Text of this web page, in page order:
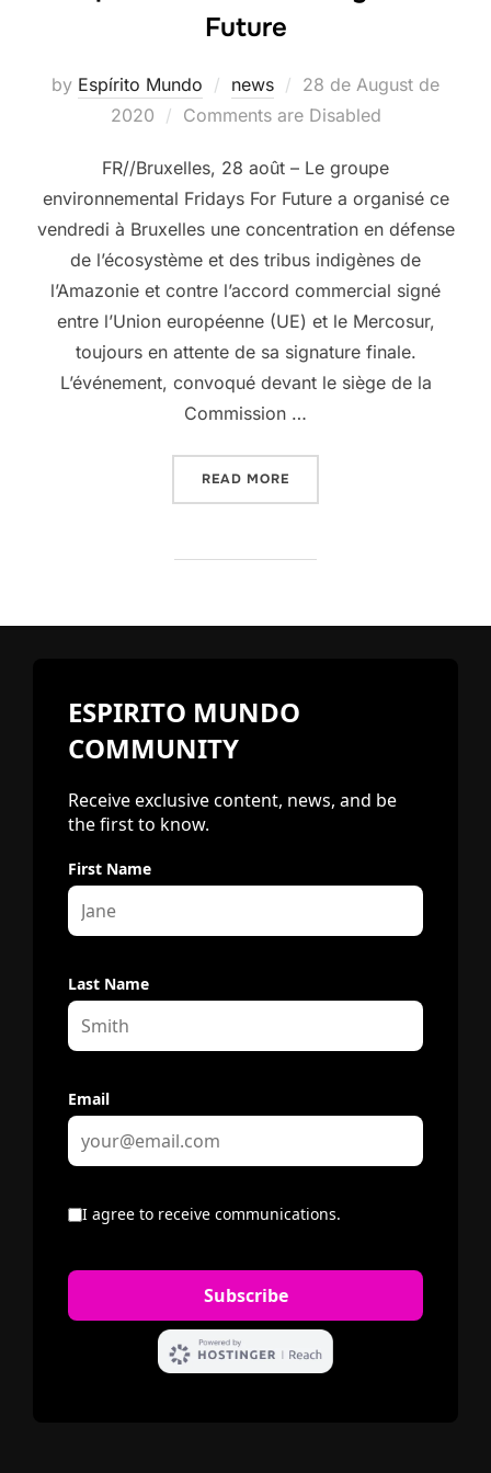
Future
by Espírito Mundo news
Posted
on
28 de August de
2020
Comments are Disabled
FR//Bruxelles, 28 août – Le groupe
environnemental Fridays For Future a organisé ce
vendredi à Bruxelles une concentration en défense
de l’écosystème et des tribus indigènes de
l’Amazonie et contre l’accord commercial signé
entre l’Union européenne (UE) et le Mercosur,
toujours en attente de sa signature finale.
L’événement, convoqué devant le siège de la
Commission …
READ MORE